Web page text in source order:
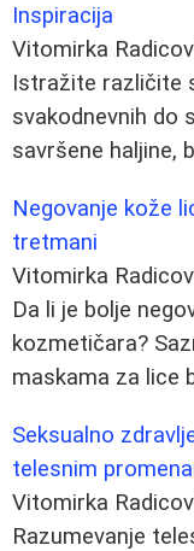
Inspiracija
Vitomirka
Istražite različite
svakodnevnih do
savršene haljine,
Negovanje kože
tretmani
Vitomirka
Da li je bolje
kozmetičara?
maskama za lice
Seksualno
telesnim
Vitomirka
Razumevanje